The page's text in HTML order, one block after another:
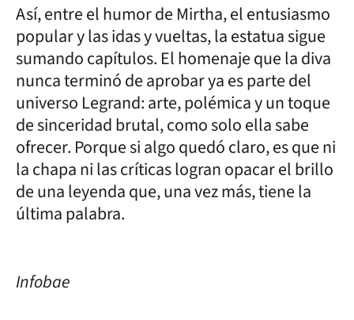
Así, entre el humor de Mirtha, el entusiasmo
popular y las idas y vueltas, la estatua sigue
sumando capítulos. El homenaje que la diva
nunca terminó de aprobar ya es parte del
universo Legrand: arte, polémica y un toque
de sinceridad brutal, como solo ella sabe
ofrecer. Porque si algo quedó claro, es que ni
la chapa ni las críticas logran opacar el brillo
de una leyenda que, una vez más, tiene la
última palabra.
Infobae